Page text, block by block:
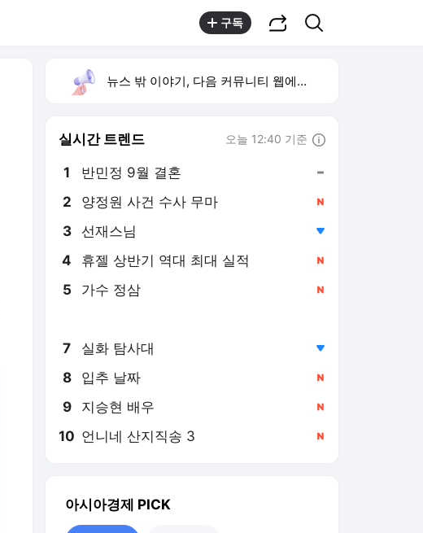
구독
뉴스 밖 이야기, 다음 커뮤니티 웹에서 보기
실시간 트렌드 오늘 12:40 기준
1 반민정 9월 결혼
2 양정원 사건 수사 무마
3 선재스님
4 휴젤 상반기 역대 최대 실적
5 가수 정삼
7 실화 탐사대
8 입추 날짜
9 지승현 배우
10 언니네 산지직송 3
아시아경제 PICK